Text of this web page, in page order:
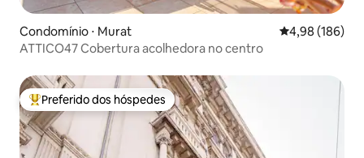
Condomínio ⋅ Murat 4,98 de uma
4,98 (186)
ATTICO47 Cobertura acolhedora no centro
Entre os melhores preferidos dos hóspedes
Preferido dos hóspedes